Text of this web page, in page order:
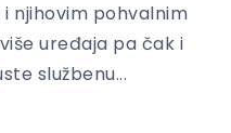
njihovim pohvalnim
uređaja pa čak i
službenu...